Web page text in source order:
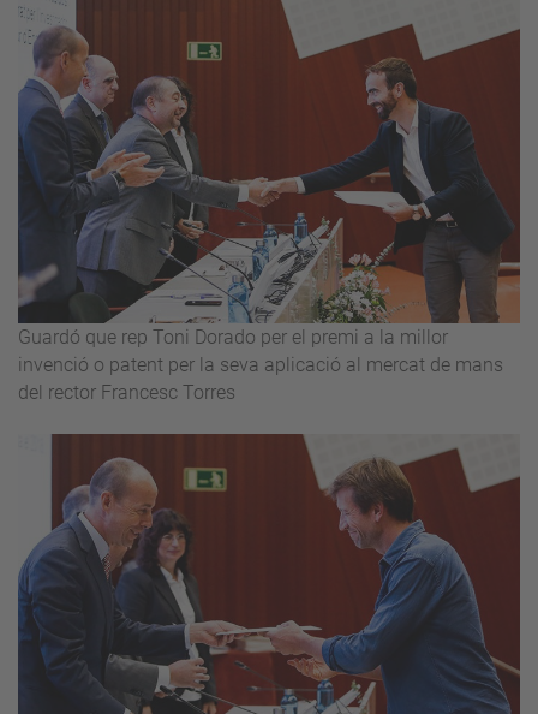
Guardó que rep Toni Dorado per el premi a la millor
invenció o patent per la seva aplicació al mercat de mans
del rector Francesc Torres